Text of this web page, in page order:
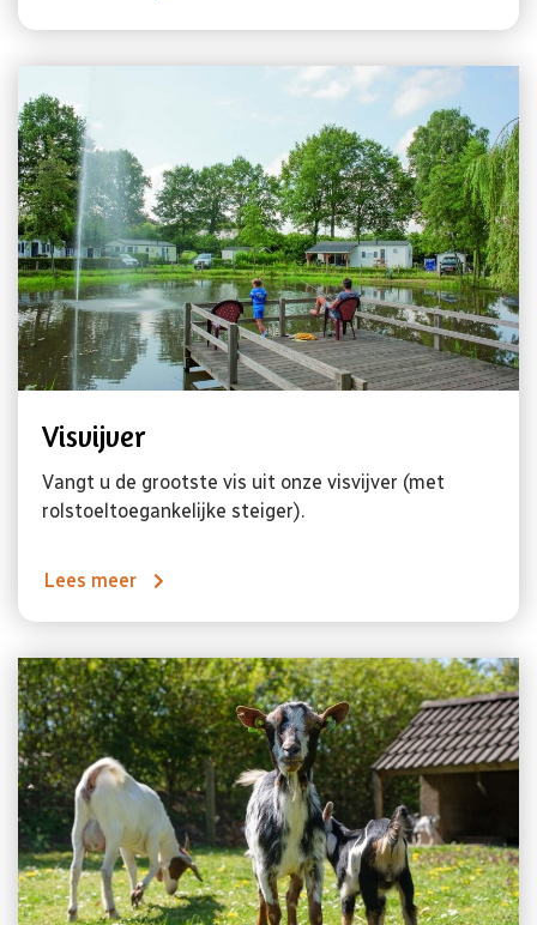
Visvijver
Vangt u de grootste vis uit onze visvijver (met
rolstoeltoegankelijke steiger).
Lees meer